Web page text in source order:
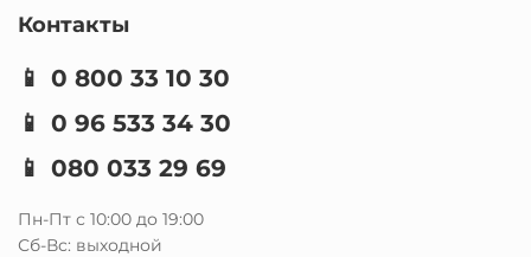
Контакты
📱 0 800 33 10 30
📱 0 96 533 34 30
📱 080 033 29 69
Пн-Пт с 10:00 до 19:00
Сб-Вс: выходной